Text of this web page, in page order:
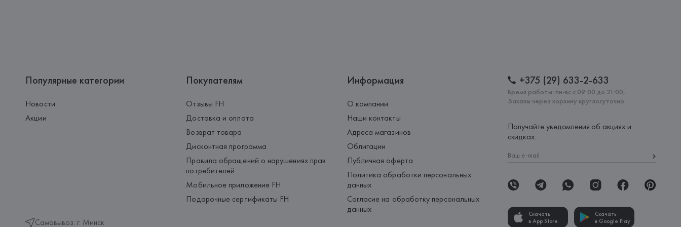
Популярные категории
Новости
Акции
Самовывоз: г. Минск
Покупателям
Отзывы FH
Доставка и оплата
Возврат товара
Дисконтная программа
Правила обращений о нарушениях прав
потребителей
Мобильное приложение FH
Подарочные сертификаты FH
Информация
О компании
Наши контакты
Адреса магазинов
Облигации
Публичная оферта
Политика обработки персональных
данных
Согласие на обработку персональных
данных
+375 (29) 633-2-633
Время работы: пн-вс с 09:00 до 21:00,
Заказы через корзину круглосуточно
Получайте уведомления об акциях и
скидках:
Скачать
в App Store
Скачать
в Google Play